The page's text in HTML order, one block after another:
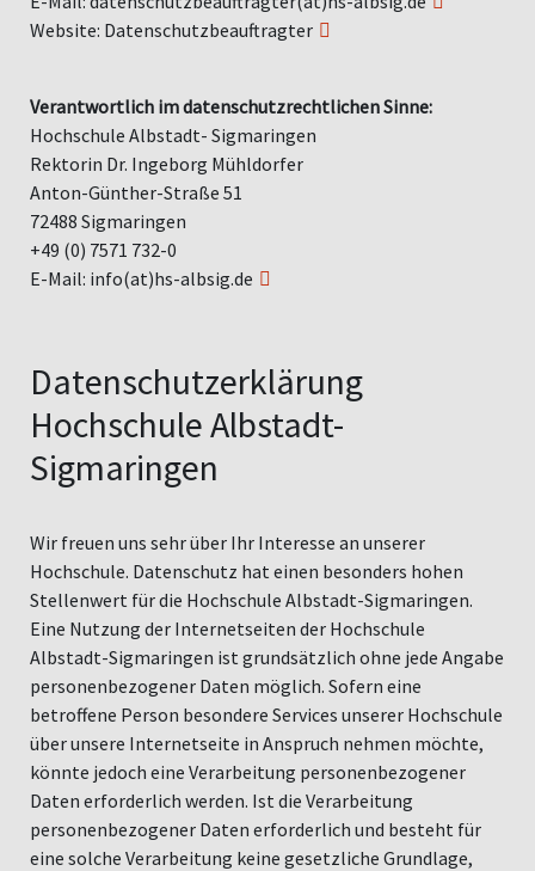
Datenschutzerklärung
Hochschule Albstadt-
Sigmaringen
Wir freuen uns sehr über Ihr Interesse an unserer
Hochschule. Datenschutz hat einen besonders hohen
Stellenwert für die Hochschule Albstadt-Sigmaringen.
Eine Nutzung der Internetseiten der Hochschule
Albstadt-Sigmaringen ist grundsätzlich ohne jede Angabe
personenbezogener Daten möglich. Sofern eine
betroffene Person besondere Services unserer Hochschule
über unsere Internetseite in Anspruch nehmen möchte,
könnte jedoch eine Verarbeitung personenbezogener
Daten erforderlich werden. Ist die Verarbeitung
personenbezogener Daten erforderlich und besteht für
eine solche Verarbeitung keine gesetzliche Grundlage,
Website: Datenschutzbeauftragter
Verantwortlich im datenschutzrechtlichen Sinne:
Hochschule Albstadt- Sigmaringen
Rektorin Dr. Ingeborg Mühldorfer
Anton-Günther-Straße 51
72488 Sigmaringen
+49 (0) 7571 732-0
E-Mail: info(at)hs-albsig.de